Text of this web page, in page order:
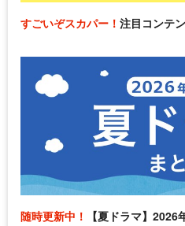
すごいぞスカパー！ 注目コンテ
随時更新中！ 【夏ドラマ】